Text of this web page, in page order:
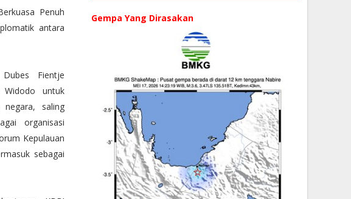
Penuh
antara
Fientje
Widodo untuk
saling
organisasi
Kepulauan
sebagai
Gempa Yang Dirasakan